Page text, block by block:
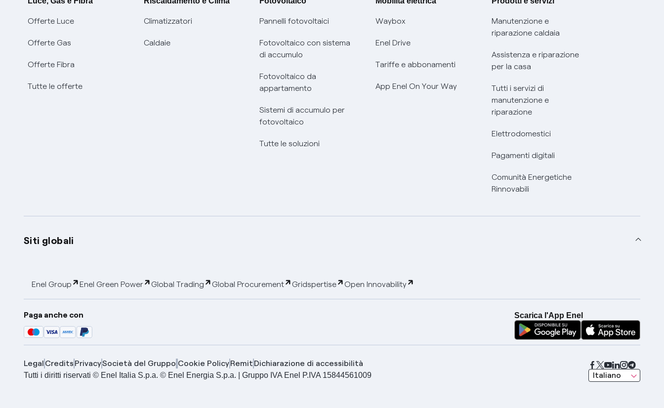
Offerte Luce
Offerte Gas
Offerte Fibra
Tutte le offerte
Climatizzatori
Caldaie
Pannelli fotovoltaici
Fotovoltaico con sistema
di accumulo
Fotovoltaico da
appartamento
Sistemi di accumulo per
fotovoltaico
Tutte le soluzioni
Waybox
Enel Drive
Tariffe e abbonamenti
App Enel On Your Way
Manutenzione e
riparazione caldaia
Assistenza e riparazione
per la casa
Tutti i servizi di
manutenzione e
riparazione
Elettrodomestici
Pagamenti digitali
Comunità Energetiche
Rinnovabili
Siti globali
Enel Group Enel Green Power Global Trading Global Procurement Gridspertise Open Innovability
Paga anche con Scarica l'App Enel
Italiano
seleziona una
Legal Credits PrivacySocietà del Gruppo Cookie PolicyRemit Dichiarazione di accessibilità
Tutti i diritti riservati © Enel Italia S.p.a. © Enel Energia S.p.a. | Gruppo IVA Enel P.IVA 15844561009